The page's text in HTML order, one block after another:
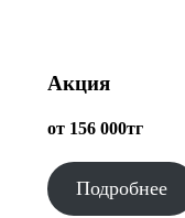
Акция
от 156 000тг
Подробнее